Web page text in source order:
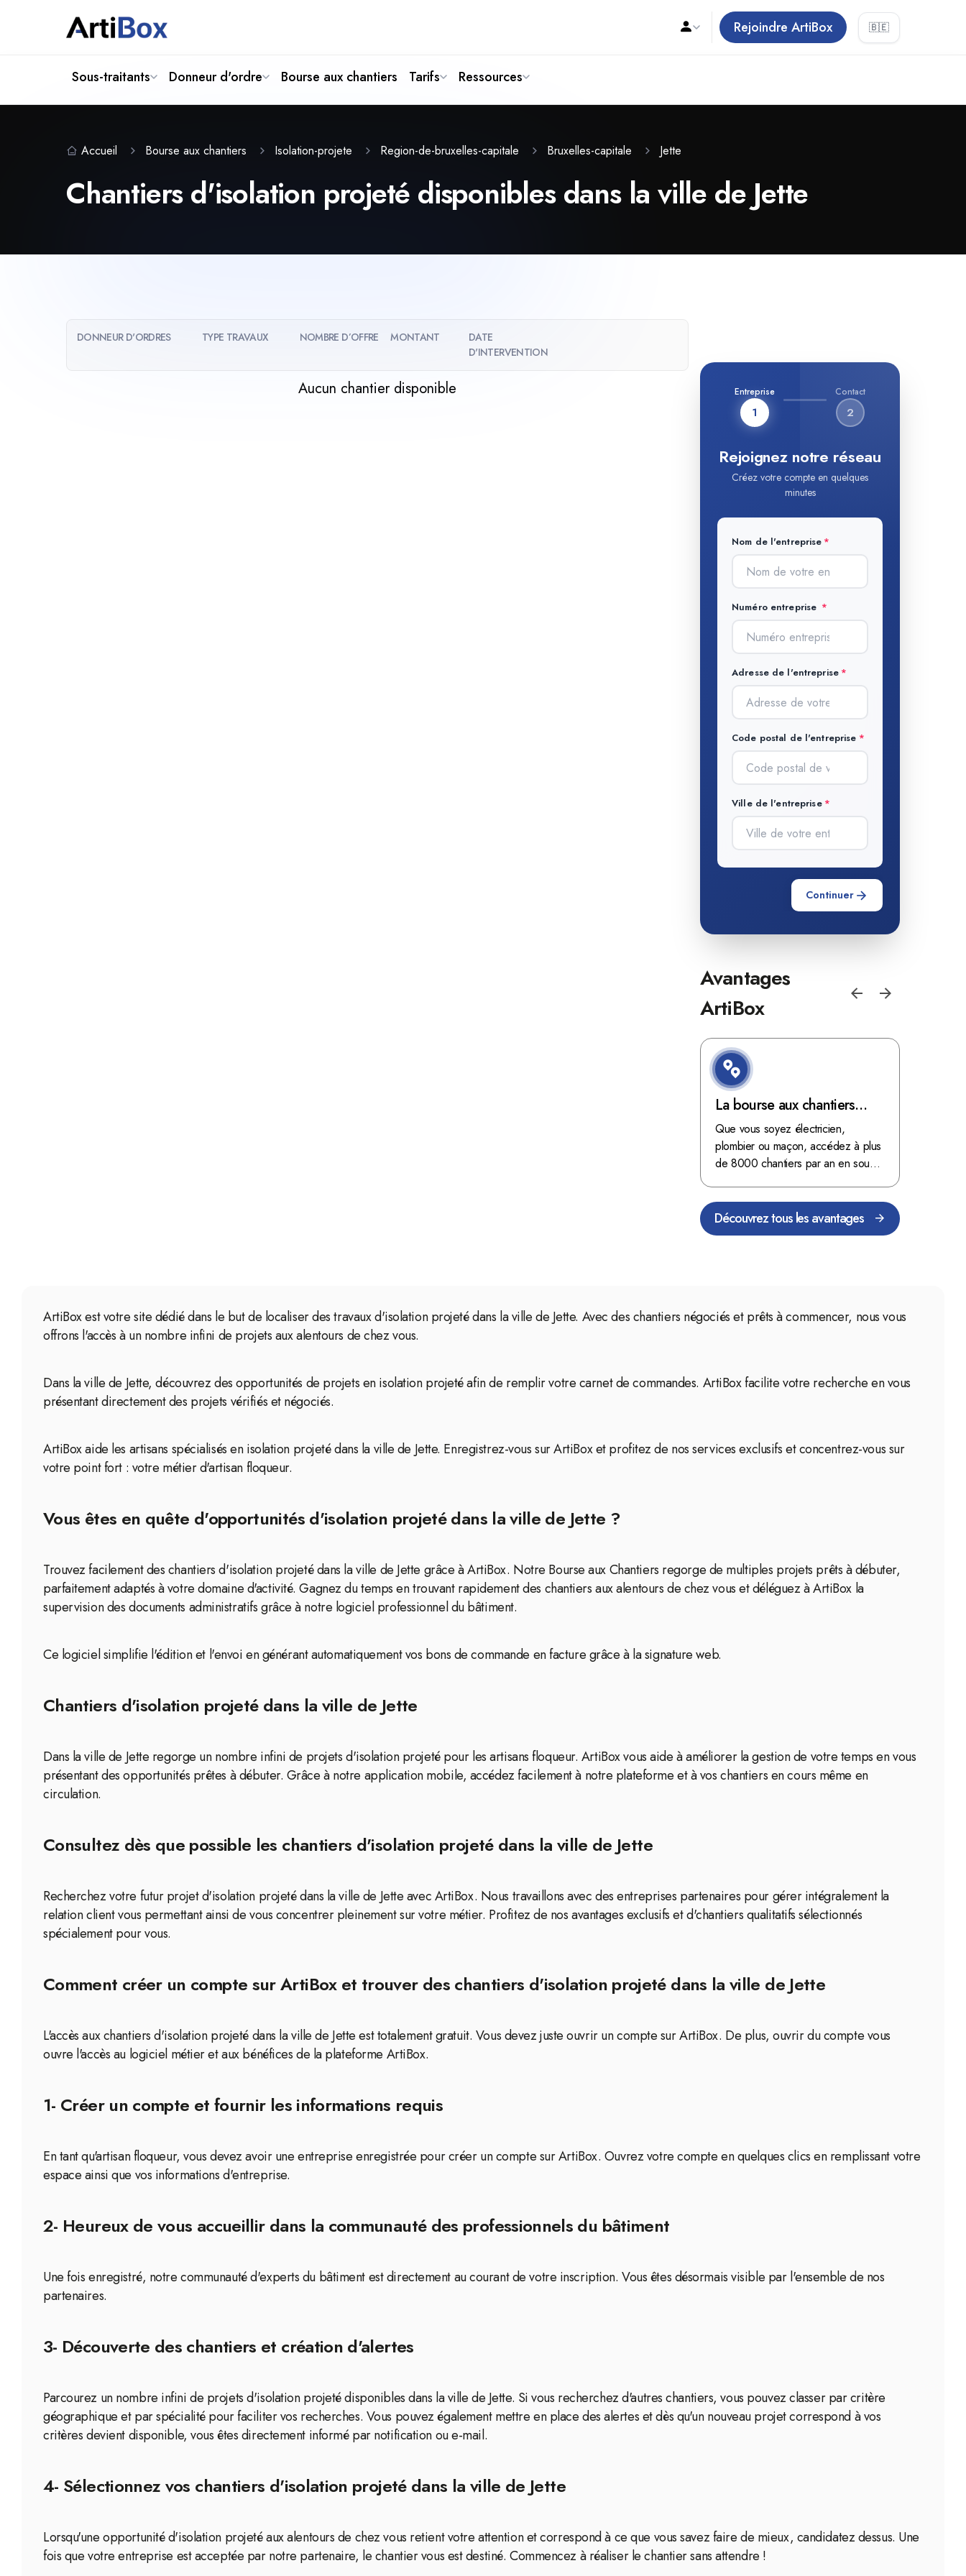
Rejoindre ArtiBox 🇧🇪
Sous-traitants Donneur d'ordre Bourse aux chantiers Tarifs Ressources
Accueil Bourse aux chantiers Isolation-projete Region-de-bruxelles-capitale Bruxelles-capitale Jette
Chantiers d'isolation projeté disponibles dans la ville de Jette
DONNEUR D'ORDRES TYPE TRAVAUX NOMBRE D’OFFRE MONTANT
DATE
D'INTERVENTION
Aucun chantier disponible Entreprise
1
Contact
2
Rejoignez notre réseau
Créez votre compte en quelques
minutes
Nom de l'entreprise
Numéro entreprise
Adresse de l'entreprise
Code postal de l'entreprise
Ville de l'entreprise
Continuer
Avantages
ArtiBox
La bourse aux chantiers
d'ArtiBox Belgique, véritable
mine d'or !
Que vous soyez électricien,
plombier ou maçon, accédez à plus
de 8000 chantiers par an en sous-
Découvrez tous les avantages
ArtiBox est votre site dédié dans le but de localiser des travaux d'isolation projeté dans la ville de Jette. Avec des chantiers négociés et prêts à commencer, nous vous
offrons l'accès à un nombre infini de projets aux alentours de chez vous.
Dans la ville de Jette, découvrez des opportunités de projets en isolation projeté afin de remplir votre carnet de commandes. ArtiBox facilite votre recherche en vous
présentant directement des projets vérifiés et négociés.
ArtiBox aide les artisans spécialisés en isolation projeté dans la ville de Jette. Enregistrez-vous sur ArtiBox et profitez de nos services exclusifs et concentrez-vous sur
votre point fort : votre métier d'artisan floqueur.
Vous êtes en quête d'opportunités d'isolation projeté dans la ville de Jette ?
Trouvez facilement des chantiers d'isolation projeté dans la ville de Jette grâce à ArtiBox. Notre Bourse aux Chantiers regorge de multiples projets prêts à débuter,
parfaitement adaptés à votre domaine d'activité. Gagnez du temps en trouvant rapidement des chantiers aux alentours de chez vous et déléguez à ArtiBox la
supervision des documents administratifs grâce à notre logiciel professionnel du bâtiment.
Ce logiciel simplifie l'édition et l'envoi en générant automatiquement vos bons de commande en facture grâce à la signature web.
Chantiers d'isolation projeté dans la ville de Jette
Dans la ville de Jette regorge un nombre infini de projets d'isolation projeté pour les artisans floqueur. ArtiBox vous aide à améliorer la gestion de votre temps en vous
présentant des opportunités prêtes à débuter. Grâce à notre application mobile, accédez facilement à notre plateforme et à vos chantiers en cours même en
circulation.
Consultez dès que possible les chantiers d'isolation projeté dans la ville de Jette
Recherchez votre futur projet d'isolation projeté dans la ville de Jette avec ArtiBox. Nous travaillons avec des entreprises partenaires pour gérer intégralement la
relation client vous permettant ainsi de vous concentrer pleinement sur votre métier. Profitez de nos avantages exclusifs et d'chantiers qualitatifs sélectionnés
spécialement pour vous.
Comment créer un compte sur ArtiBox et trouver des chantiers d'isolation projeté dans la ville de Jette
L'accès aux chantiers d'isolation projeté dans la ville de Jette est totalement gratuit. Vous devez juste ouvrir un compte sur ArtiBox. De plus, ouvrir du compte vous
ouvre l'accès au logiciel métier et aux bénéfices de la plateforme ArtiBox.
1- Créer un compte et fournir les informations requis
En tant qu'artisan floqueur, vous devez avoir une entreprise enregistrée pour créer un compte sur ArtiBox. Ouvrez votre compte en quelques clics en remplissant votre
espace ainsi que vos informations d'entreprise.
2- Heureux de vous accueillir dans la communauté des professionnels du bâtiment
Une fois enregistré, notre communauté d'experts du bâtiment est directement au courant de votre inscription. Vous êtes désormais visible par l'ensemble de nos
partenaires.
3- Découverte des chantiers et création d'alertes
Parcourez un nombre infini de projets d'isolation projeté disponibles dans la ville de Jette. Si vous recherchez d'autres chantiers, vous pouvez classer par critère
géographique et par spécialité pour faciliter vos recherches. Vous pouvez également mettre en place des alertes et dès qu'un nouveau projet correspond à vos
critères devient disponible, vous êtes directement informé par notification ou e-mail.
4- Sélectionnez vos chantiers d'isolation projeté dans la ville de Jette
Lorsqu'une opportunité d'isolation projeté aux alentours de chez vous retient votre attention et correspond à ce que vous savez faire de mieux, candidatez dessus. Une
fois que votre entreprise est acceptée par notre partenaire, le chantier vous est destiné. Commencez à réaliser le chantier sans attendre !